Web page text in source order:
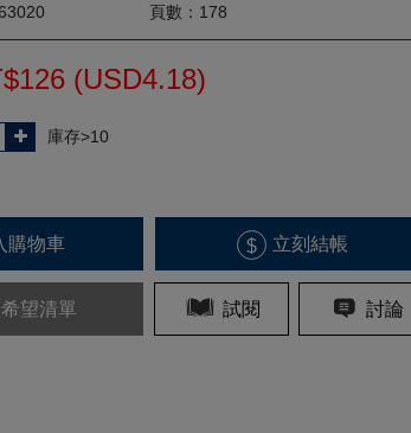
頁數：178
(USD4.18)
庫存>10
購物車 $ 立刻結帳
望清單 試閱 討論